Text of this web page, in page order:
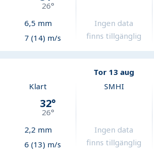
26°
6,5 mm
7 (14) m/s
Ingen data
finns tillgänglig
Tor 13 aug
Klart
32°
26°
2,2 mm
6 (13) m/s
SMHI
Ingen data
finns tillgänglig